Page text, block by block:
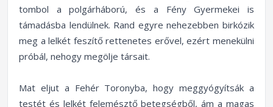
tombol a polgárháború, és a Fény Gyermekei is
támadásba lendülnek. Rand egyre nehezebben birkózik
meg a lelkét feszítő rettenetes erővel, ezért menekülni
próbál, nehogy megölje társait.
Mat eljut a Fehér Toronyba, hogy meggyógyítsák a
testét és lelkét felemésztő betegségből, ám a magas